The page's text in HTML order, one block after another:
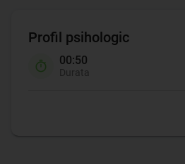
Profil psihologic
00:50
Durata